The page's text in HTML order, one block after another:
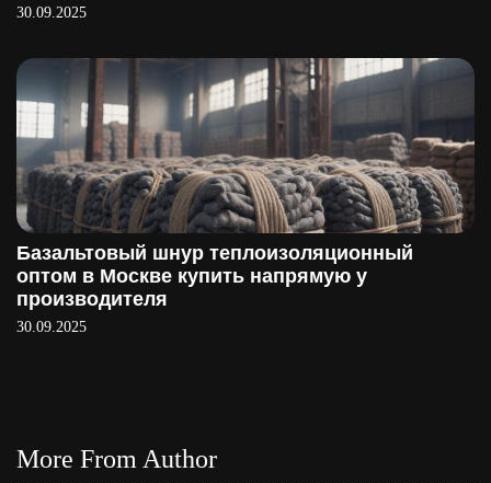
30.09.2025
Базальтовый шнур теплоизоляционный
оптом в Москве купить напрямую у
производителя
30.09.2025
More From Author